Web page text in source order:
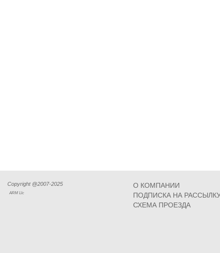
Copyright @2007-2025
ARM Llc
О КОМПАНИИ
ПОДПИСКА НА
СХЕМА ПРОЕЗДА